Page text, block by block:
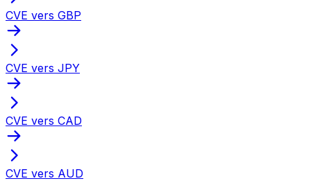
CVE vers GBP
CVE vers JPY
CVE vers CAD
CVE vers AUD